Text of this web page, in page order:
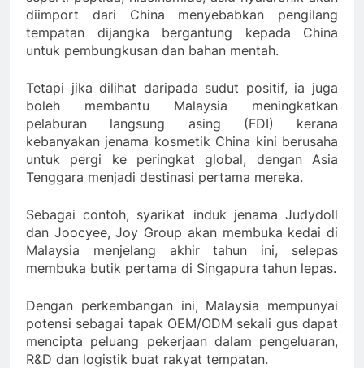
diimport dari China menyebabkan pengilang
tempatan dijangka bergantung kepada China
untuk pembungkusan dan bahan mentah.
Tetapi jika dilihat daripada sudut positif, ia juga
boleh membantu Malaysia meningkatkan
pelaburan langsung asing (FDI) kerana
kebanyakan jenama kosmetik China kini berusaha
untuk pergi ke peringkat global, dengan Asia
Tenggara menjadi destinasi pertama mereka.
Sebagai contoh, syarikat induk jenama Judydoll
dan Joocyee, Joy Group akan membuka kedai di
Malaysia menjelang akhir tahun ini, selepas
membuka butik pertama di Singapura tahun lepas.
Dengan perkembangan ini, Malaysia mempunyai
potensi sebagai tapak OEM/ODM sekali gus dapat
mencipta peluang pekerjaan dalam pengeluaran,
R&D dan logistik buat rakyat tempatan.